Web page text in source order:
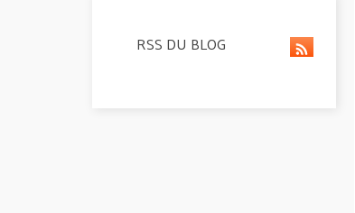
RSS DU BLOG